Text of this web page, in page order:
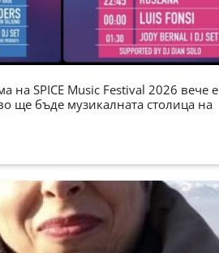
на SPICE Music Festival 2026 вече е
ще бъде музикалната столица на